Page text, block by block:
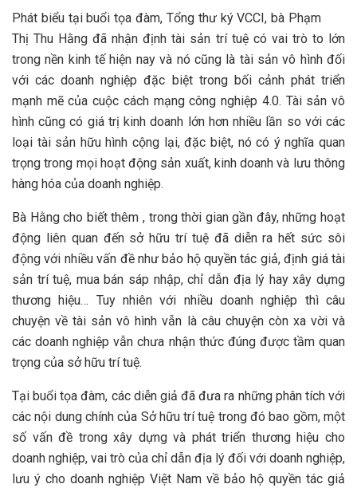
Phát biểu tại buổi tọa đàm, Tổng thư ký VCCI, bà Phạm
Thị Thu Hằng đã nhận định tài sản trí tuệ có vai trò to lớn
trong nền kinh tế hiện nay và nó cũng là tài sản vô hình đối
với các doanh nghiệp đặc biệt trong bối cảnh phát triển
mạnh mẽ của cuộc cách mạng công nghiệp 4.0. Tài sản vô
hình cũng có giá trị kinh doanh lớn hơn nhiều lần so với các
loại tài sản hữu hình cộng lại, đặc biệt, nó có ý nghĩa quan
trọng trong mọi hoạt động sản xuất, kinh doanh và lưu thông
hàng hóa của doanh nghiệp.
Bà Hằng cho biết thêm , trong thời gian gần đây, những hoạt
động liên quan đến sở hữu trí tuệ đã diễn ra hết sức sôi
động với nhiều vấn đề như bảo hộ quyền tác giả, định giá tài
sản trí tuệ, mua bán sáp nhập, chỉ dẫn địa lý hay xây dựng
thương hiệu… Tuy nhiên với nhiều doanh nghiệp thì câu
chuyện về tài sản vô hình vẫn là câu chuyện còn xa vời và
các doanh nghiệp vẫn chưa nhận thức đúng được tầm quan
trọng của sở hữu trí tuệ.
Tại buổi tọa đàm, các diễn giả đã đưa ra những phân tích với
các nội dung chính của Sở hữu trí tuệ trong đó bao gồm, một
số vấn đề trong xây dựng và phát triển thương hiệu cho
doanh nghiệp, vai trò của chỉ dẫn địa lý đối với doanh nghiệp,
lưu ý cho doanh nghiệp Việt Nam về bảo hộ quyền tác giả